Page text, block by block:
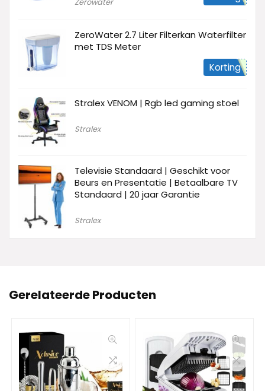
Zerowater
ZeroWater 2.7 Liter Filterkan Waterfilter
met TDS Meter
Korting
Stralex VENOM | Rgb led gaming stoel
Stralex
Televisie Standaard | Geschikt voor
Beurs en Presentatie | Betaalbare TV
Standaard | 20 jaar Garantie
Stralex
Gerelateerde Producten